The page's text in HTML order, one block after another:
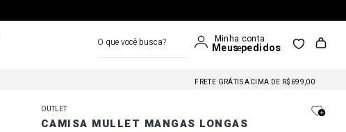
FRETE GRÁTIS ACIMA DE R$699,00
FRETE GRÁTIS NAS COMPRAS A PARTIR DE R$699
FRETE GRÁTIS ACIMA DE R$699,00
OUTLET
CAMISA MULLET MANGAS LONGAS